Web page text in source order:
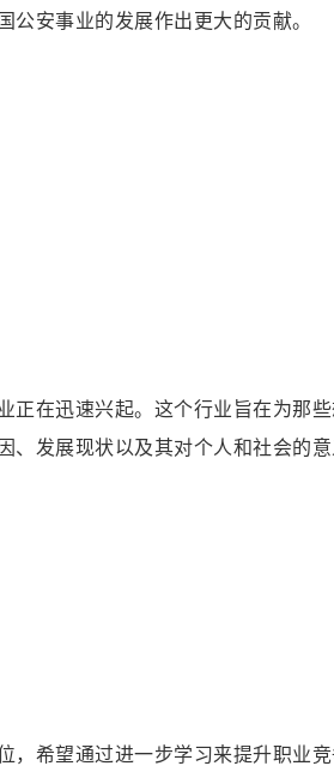
安事业的发展作出更大的贡献。
正在迅速兴起。这个行业旨在为那
发展现状以及其对个人和社会的意
，希望通过进一步学习来提升职业